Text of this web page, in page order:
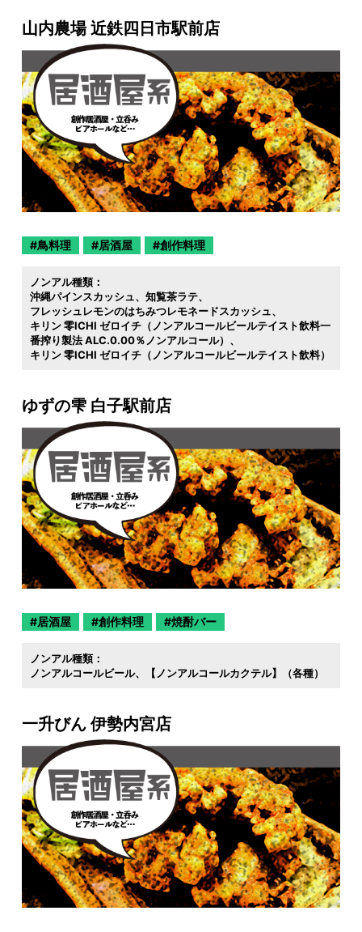
山内農場 近鉄四日市駅前店
鳥料理 居酒屋 創作料理
ノンアル種類：
沖縄パインスカッシュ
知覧茶ラテ
フレッシュレモンのはちみつレモネードスカッシュ
キリン 零ICHI ゼロイチ（ノンアルコールビールテイスト飲料一
番搾り製法 ALC.0.00％ノンアルコール）
キリン 零ICHI ゼロイチ（ノンアルコールビールテイスト飲料）
ゆずの雫 白子駅前店
居酒屋 創作料理 焼酎バー
ノンアル種類：
ノンアルコールビール
【ノンアルコールカクテル】（各種）
一升びん 伊勢内宮店